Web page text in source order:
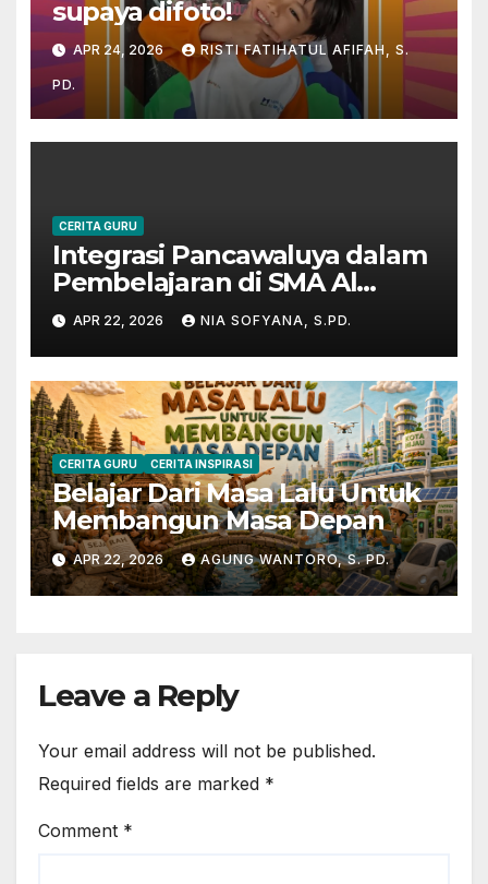
supaya difoto!
APR 24, 2026 RISTI FATIHATUL AFIFAH, S.
PD.
CERITA GURU
Integrasi Pancawaluya dalam
Pembelajaran di SMA Al
Muslim
APR 22, 2026 NIA SOFYANA, S.PD.
CERITA GURU CERITA INSPIRASI
Belajar Dari Masa Lalu Untuk
Membangun Masa Depan
APR 22, 2026 AGUNG WANTORO, S. PD.
Leave a Reply
Your email address will not be published.
Required fields are marked *
Comment *